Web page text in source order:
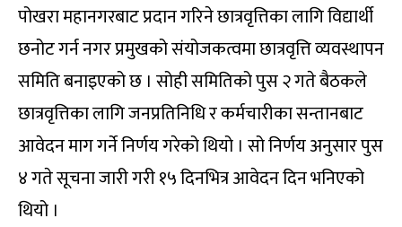
पोखरा महानगरबाट प्रदान गरिने छात्रवृत्तिका लागि विद्यार्थी
छनोट गर्न नगर प्रमुखको संयोजकत्वमा छात्रवृत्ति व्यवस्थापन
समिति बनाइएको छ । सोही समितिको पुस २ गते बैठकले
छात्रवृत्तिका लागि जनप्रतिनिधि र कर्मचारीका सन्तानबाट
आवेदन माग गर्ने निर्णय गरेको थियो । सो निर्णय अनुसार पुस
४ गते सूचना जारी गरी १५ दिनभित्र आवेदन दिन भनिएको
थियो ।